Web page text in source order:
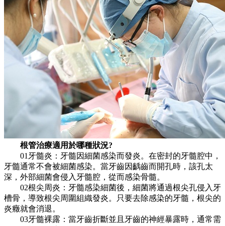
根管治療適用於哪種狀況?
01牙髓炎：牙髓因細菌感染而發炎。在密封的牙髓腔中，
牙髓通常不會被細菌感染。當牙齒因齲齒而開孔時，該孔太
深，外部細菌會侵入牙髓腔，從而感染骨髓。
02根尖周炎：牙髓感染細菌後，細菌將通過根尖孔侵入牙
槽骨，導致根尖周圍組織發炎。只要去除感染的牙髓，根尖的
炎癥就會消退。
03牙髓裸露：當牙齒折斷並且牙齒的神經暴露時，通常需